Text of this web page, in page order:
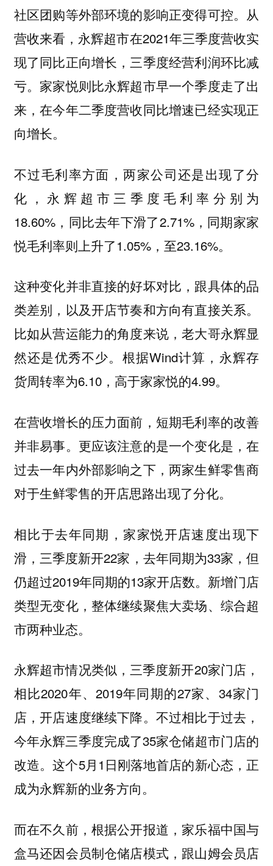
社区团购等外部环境的影响正变得可控。从
营收来看，永辉超市在2021年三季度营收实
现了同比正向增长，三季度经营利润环比减
亏。家家悦则比永辉超市早一个季度走了出
来，在今年二季度营收同比增速已经实现正
向增长。
不过毛利率方面，两家公司还是出现了分
化，永辉超市三季度毛利率分别为
18.60%，同比去年下滑了2.71%，同期家家
悦毛利率则上升了1.05%，至23.16%。
这种变化并非直接的好坏对比，跟具体的品
类差别，以及开店节奏和方向有直接关系。
比如从营运能力的角度来说，老大哥永辉显
然还是优秀不少。根据Wind计算，永辉存
货周转率为6.10，高于家家悦的4.99。
在营收增长的压力面前，短期毛利率的改善
并非易事。更应该注意的是一个变化是，在
过去一年内外部影响之下，两家生鲜零售商
对于生鲜零售的开店思路出现了分化。
相比于去年同期，家家悦开店速度出现下
滑，三季度新开22家，去年同期为33家，但
仍超过2019年同期的13家开店数。新增门店
类型无变化，整体继续聚焦大卖场、综合超
市两种业态。
永辉超市情况类似，三季度新开20家门店，
相比2020年、2019年同期的27家、34家门
店，开店速度继续下降。不过相比于过去，
今年永辉三季度完成了35家仓储超市门店的
改造。这个5月1日刚落地首店的新心态，正
成为永辉新的业务方向。
而在不久前，根据公开报道，家乐福中国与
盒马还因会员制仓储店模式，跟山姆会员店